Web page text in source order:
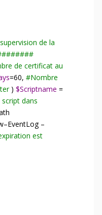
de la
de certificat au
=60,#Nombre
)$Scriptname =
script dans
–EventLog –
est